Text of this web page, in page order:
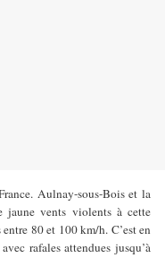
Aulnay-sous-Bois et la
jaune vents violents à cette
80 et 100 km/h. C’est en
rafales attendues jusqu’à